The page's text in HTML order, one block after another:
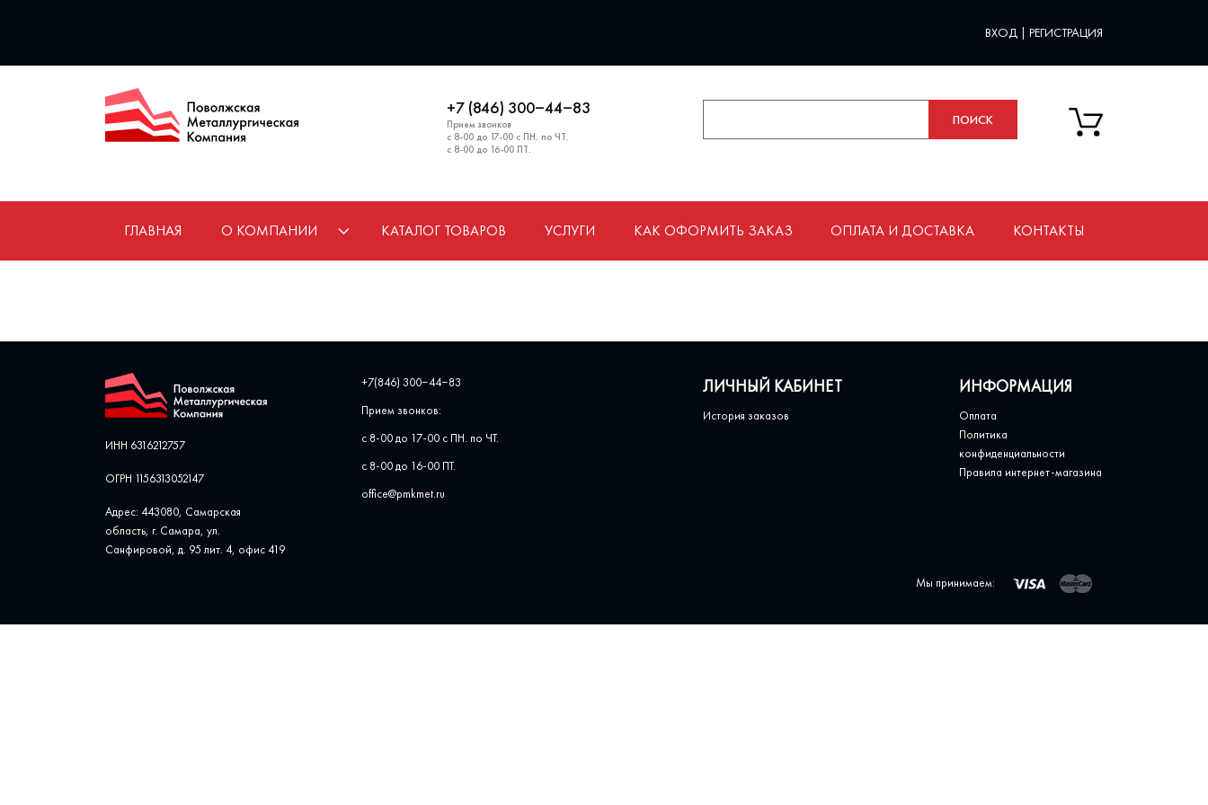
ВХОД | РЕГИСТРАЦИЯ
+7 (846) 300‒44‒83
Прием звонков
с 8-00 до 17-00 с ПН. по ЧТ.
с 8-00 до 16-00 ПТ.
ГЛАВНАЯ О КОМПАНИИ КАТАЛОГ ТОВАРОВ УСЛУГИ КАК ОФОРМИТЬ ЗАКАЗ ОПЛАТА И ДОСТАВКА КОНТАКТЫ
ИНН 6316212757
ОГРН 1156313052147
Адрес: 443080, Самарская
область, г. Самара, ул. ​
Санфировой, д. 95 лит. 4, офис ​419
+7(846) 300‒44‒83
Прием звонков:
с 8-00 до 17-00 с ПН. по ЧТ.
с 8-00 до 16-00 ПТ.
office@pmkmet.ru
ЛИЧНЫЙ КАБИНЕТ
История заказов
ИНФОРМАЦИЯ
Оплата
Политика
конфиденциальности
Правила интернет-магазина
Мы принимаем: